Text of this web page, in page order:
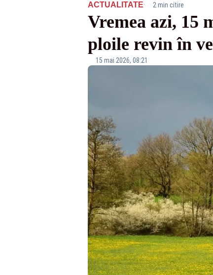
ACTUALITATE· 2 min citire
Vremea azi, 15
ploile revin în
15 mai 2026, 08:21